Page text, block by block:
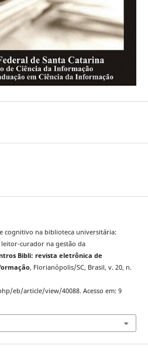
cognitivo na biblioteca universitária:
curador na gestão da
Bibli: revista eletrônica de
, Florianópolis/SC, Brasil, v. 20, n.
eb/article/view/40088. Acesso em: 9